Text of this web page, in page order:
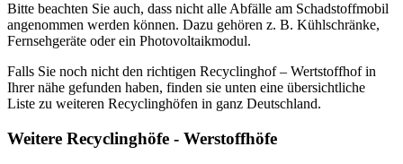
Bitte beachten Sie auch, dass nicht alle Abfälle am Schadstoffmobil
angenommen werden können. Dazu gehören z. B. Kühlschränke,
Fernsehgeräte oder ein Photovoltaikmodul.
Falls Sie noch nicht den richtigen Recyclinghof – Wertstoffhof in
Ihrer nähe gefunden haben, finden sie unten eine übersichtliche
Liste zu weiteren Recyclinghöfen in ganz Deutschland.
Weitere Recyclinghöfe - Werstoffhöfe